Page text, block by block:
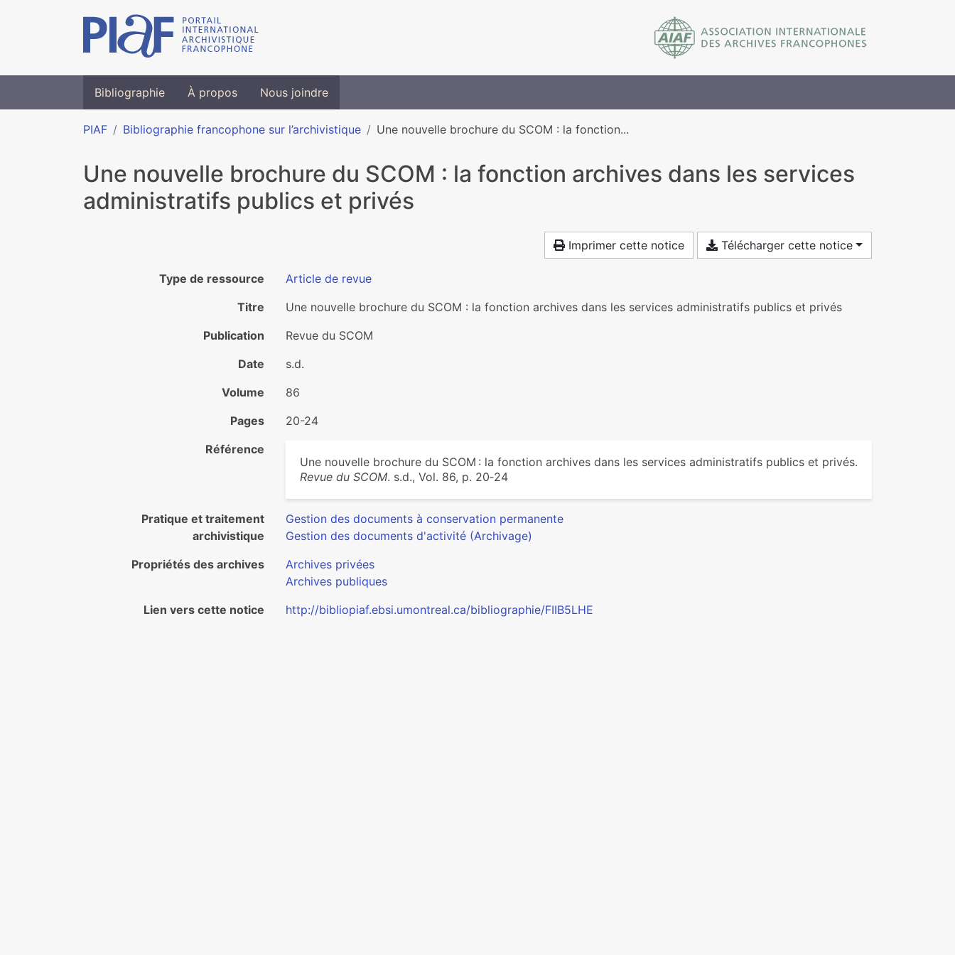
Bibliographie À propos Nous joindre
PIAF Bibliographie francophone sur l’archivistique Une nouvelle brochure du SCOM : la fonction...
Une nouvelle brochure du SCOM : la fonction archives dans les services
administratifs publics et privés
Imprimer cette notice Télécharger cette notice
Type de ressource
Article de revue
Titre
Une nouvelle brochure du SCOM : la fonction archives dans les services administratifs publics et privés
Publication
Revue du SCOM
Date
s.d.
Volume
86
Pages
20-24
Référence
Une nouvelle brochure du SCOM : la fonction archives dans les services administratifs publics et privés.
Revue du SCOM. s.d., Vol. 86, p. 20‑24
Pratique et traitement
archivistique
Gestion des documents à conservation permanente
Gestion des documents d'activité (Archivage)
Propriétés des archives
Archives privées
Archives publiques
Lien vers cette notice
http://bibliopiaf.ebsi.umontreal.ca/bibliographie/FIIB5LHE